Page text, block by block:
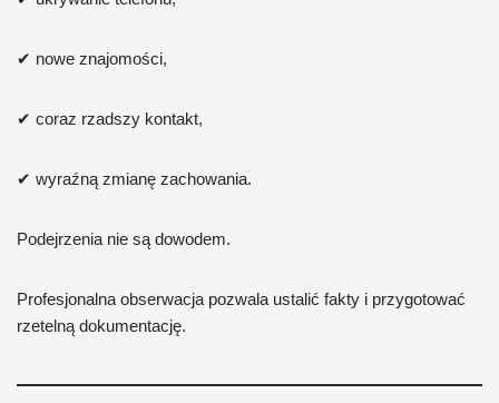
✔ nowe znajomości,
✔ coraz rzadszy kontakt,
✔ wyraźną zmianę zachowania.
Podejrzenia nie są dowodem.
Profesjonalna obserwacja pozwala ustalić fakty i przygotować
rzetelną dokumentację.